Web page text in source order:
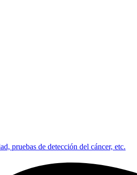
pruebas de detección del cáncer, etc.